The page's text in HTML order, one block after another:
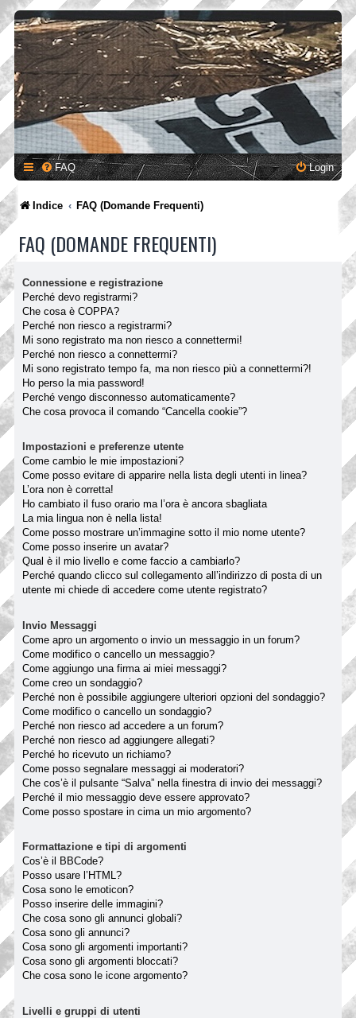
FAQ Login
Indice FAQ (Domande Frequenti)
FAQ (DOMANDE FREQUENTI)
Connessione e registrazione
Perché devo registrarmi?
Che cosa è COPPA?
Perché non riesco a registrarmi?
Mi sono registrato ma non riesco a connettermi!
Perché non riesco a connettermi?
Mi sono registrato tempo fa, ma non riesco più a connettermi?!
Ho perso la mia password!
Perché vengo disconnesso automaticamente?
Che cosa provoca il comando “Cancella cookie”?
Impostazioni e preferenze utente
Come cambio le mie impostazioni?
Come posso evitare di apparire nella lista degli utenti in linea?
L’ora non è corretta!
Ho cambiato il fuso orario ma l’ora è ancora sbagliata
La mia lingua non è nella lista!
Come posso mostrare un’immagine sotto il mio nome utente?
Come posso inserire un avatar?
Qual è il mio livello e come faccio a cambiarlo?
Perché quando clicco sul collegamento all’indirizzo di posta di un
utente mi chiede di accedere come utente registrato?
Invio Messaggi
Come apro un argomento o invio un messaggio in un forum?
Come modifico o cancello un messaggio?
Come aggiungo una firma ai miei messaggi?
Come creo un sondaggio?
Perché non è possibile aggiungere ulteriori opzioni del sondaggio?
Come modifico o cancello un sondaggio?
Perché non riesco ad accedere a un forum?
Perché non riesco ad aggiungere allegati?
Perché ho ricevuto un richiamo?
Come posso segnalare messaggi ai moderatori?
Che cos’è il pulsante “Salva” nella finestra di invio dei messaggi?
Perché il mio messaggio deve essere approvato?
Come posso spostare in cima un mio argomento?
Formattazione e tipi di argomenti
Cos’è il BBCode?
Posso usare l’HTML?
Cosa sono le emoticon?
Posso inserire delle immagini?
Che cosa sono gli annunci globali?
Cosa sono gli annunci?
Cosa sono gli argomenti importanti?
Cosa sono gli argomenti bloccati?
Che cosa sono le icone argomento?
Livelli e gruppi di utenti